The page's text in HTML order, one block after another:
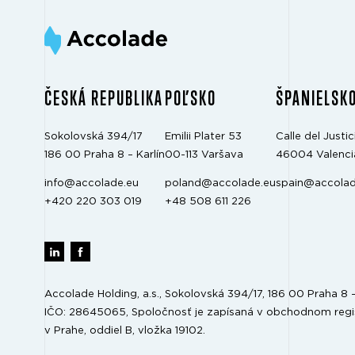
ČESKÁ REPUBLIKA
Sokolovská 394/17
186 00 Praha 8 – Karlín
info@accolade.eu
+420 220 303 019
POĽSKO
Emilii Plater 53
00-113 Varšava
poland@accolade.eu
+48 508 611 226
ŠPANIELSKO
Calle del
46004
Accolade Holding, a.s., Sokolovská 394/17, 186 00 Praha 8
IČO: 28645065, Spoločnosť je zapísaná v obchodnom
v Prahe, oddiel B, vložka 19102.